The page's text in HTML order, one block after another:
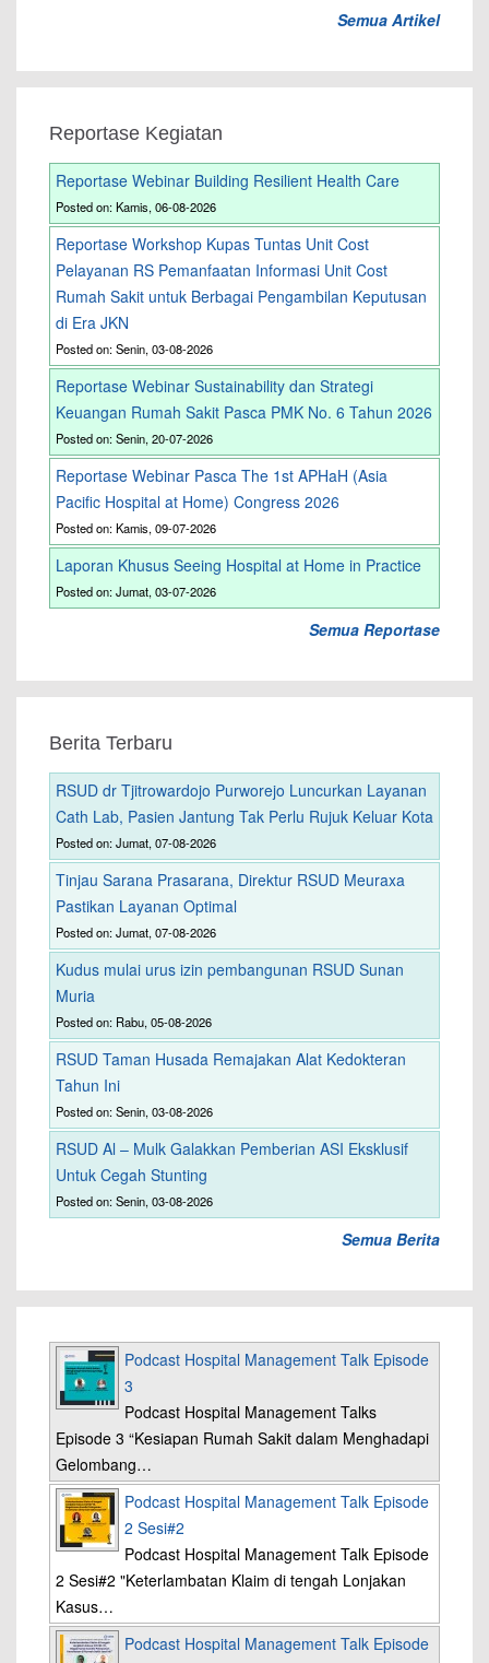
Semua Artikel
Reportase Kegiatan
Reportase Webinar Building Resilient Health Care
Posted on: Kamis, 06-08-2026
Reportase Workshop Kupas Tuntas Unit Cost
Pelayanan RS Pemanfaatan Informasi Unit Cost
Rumah Sakit untuk Berbagai Pengambilan Keputusan
di Era JKN
Posted on: Senin, 03-08-2026
Reportase Webinar Sustainability dan Strategi
Keuangan Rumah Sakit Pasca PMK No. 6 Tahun 2026
Posted on: Senin, 20-07-2026
Reportase Webinar Pasca The 1st APHaH (Asia
Pacific Hospital at Home) Congress 2026
Posted on: Kamis, 09-07-2026
Laporan Khusus Seeing Hospital at Home in Practice
Posted on: Jumat, 03-07-2026
Semua Reportase
Berita Terbaru
RSUD dr Tjitrowardojo Purworejo Luncurkan Layanan
Cath Lab, Pasien Jantung Tak Perlu Rujuk Keluar Kota
Posted on: Jumat, 07-08-2026
Tinjau Sarana Prasarana, Direktur RSUD Meuraxa
Pastikan Layanan Optimal
Posted on: Jumat, 07-08-2026
Kudus mulai urus izin pembangunan RSUD Sunan
Muria
Posted on: Rabu, 05-08-2026
RSUD Taman Husada Remajakan Alat Kedokteran
Tahun Ini
Posted on: Senin, 03-08-2026
RSUD Al – Mulk Galakkan Pemberian ASI Eksklusif
Untuk Cegah Stunting
Posted on: Senin, 03-08-2026
Semua Berita
Podcast Hospital Management Talk Episode
3
Podcast Hospital Management Talks
Episode 3 “Kesiapan Rumah Sakit dalam Menghadapi
Gelombang…
Podcast Hospital Management Talk Episode
2 Sesi#2
Podcast Hospital Management Talk Episode
2 Sesi#2 "Keterlambatan Klaim di tengah Lonjakan
Kasus…
Podcast Hospital Management Talk Episode